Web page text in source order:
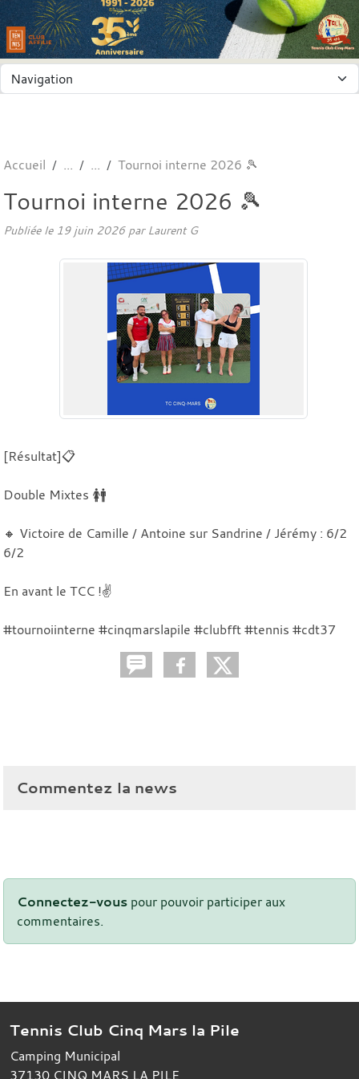
Accueil Tournoi interne 2026 🎾
Tournoi interne 2026 🎾
Publiée le 19 juin 2026par Laurent G
[Résultat]📋
Double Mixtes 🚺🚹
🔸 Victoire de Camille / Antoine sur Sandrine / Jérémy : 6/2
6/2
En avant le TCC !✌️
#tournoiinterne #cinqmarslapile #clubfft #tennis #cdt37
Commentez la news
Connectez-vous pour pouvoir participer aux
commentaires.
Tennis Club Cinq Mars la Pile
Camping Municipal
37130 CINQ MARS LA PILE
Panneau de gestion des cookies